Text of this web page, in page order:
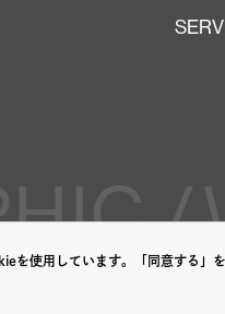
を使用しています。「同意する」
/